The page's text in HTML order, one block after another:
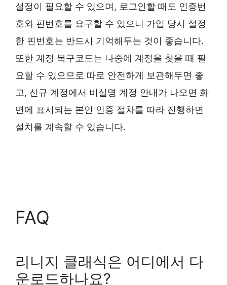
설정이 필요할 수 있으며, 로그인할 때도 인증번
호와 핀번호를 요구할 수 있으니 가입 당시 설정
한 핀번호는 반드시 기억해두는 것이 좋습니다.
또한 계정 복구코드는 나중에 계정을 찾을 때 필
요할 수 있으므로 따로 안전하게 보관해두면 좋
고, 신규 계정에서 비실명 계정 안내가 나오면 화
면에 표시되는 본인 인증 절차를 따라 진행하면
설치를 계속할 수 있습니다.
FAQ
리니지 클래식은 어디에서 다
운로드하나요?